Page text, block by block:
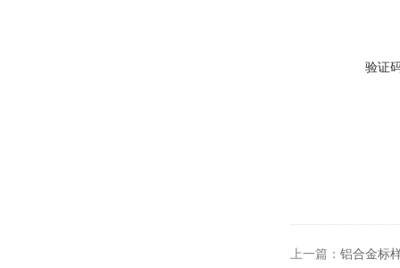
验证
上一篇： 铝合金标